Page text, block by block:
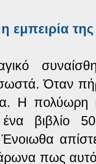
εμπειρία
Όταν
Η πολύωρη
ένα
Ένοιωθα
πως αυτό